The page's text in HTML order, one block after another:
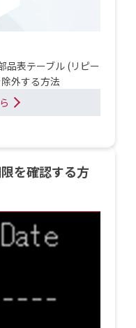
表テーブル (リピー
外する方法
を確認する方